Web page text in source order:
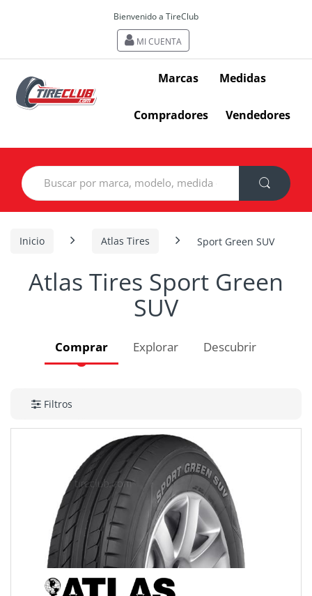
Bienvenido a TireClub
MI CUENTA
Marcas Medidas
Compradores Vendedores
Search
for:
Inicio Atlas Tires Sport Green SUV
Atlas Tires Sport Green
SUV
Comprar Explorar Descubrir
Filtros